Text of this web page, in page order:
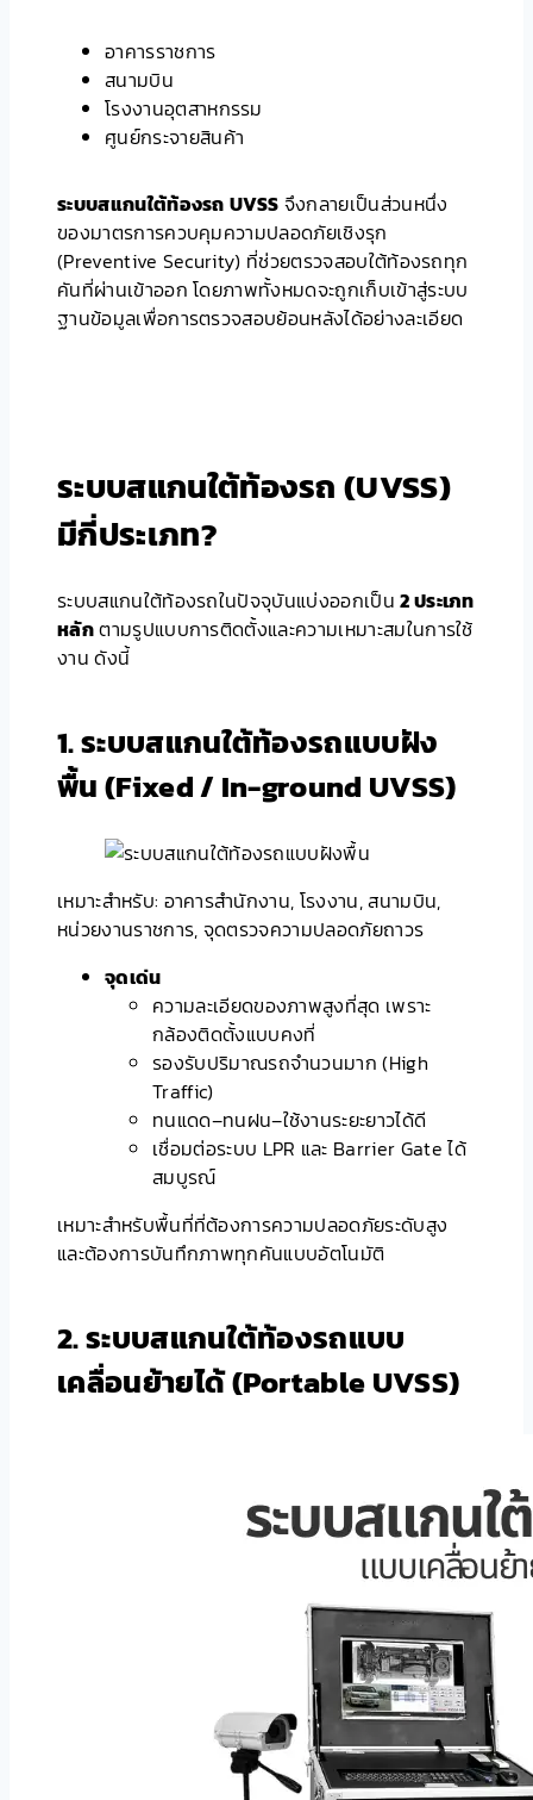
อาคารราชการ
สนามบิน
โรงงานอุตสาหกรรม
ศูนย์กระจายสินค้า
ระบบสแกนใต้ท้องรถ UVSS จึงกลายเป็นส่วนหนึ่ง
ของมาตรการควบคุมความปลอดภัยเชิงรุก
(Preventive Security) ที่ช่วยตรวจสอบใต้ท้องรถทุก
คันที่ผ่านเข้าออก โดยภาพทั้งหมดจะถูกเก็บเข้าสู่ระบบ
ฐานข้อมูลเพื่อการตรวจสอบย้อนหลังได้อย่างละเอียด
ระบบสแกนใต้ท้องรถ (UVSS)
มีกี่ประเภท?
ระบบสแกนใต้ท้องรถในปัจจุบันแบ่งออกเป็น2 ประเภท
หลักตามรูปแบบการติดตั้งและความเหมาะสมในการใช้
งาน ดังนี้
1. ระบบสแกนใต้ท้องรถแบบฝัง
พื้น (Fixed / In-ground UVSS)
เหมาะสำหรับ: อาคารสำนักงาน, โรงงาน, สนามบิน,
หน่วยงานราชการ, จุดตรวจความปลอดภัยถาวร
จุดเด่น
ความละเอียดของภาพสูงที่สุด เพราะ
กล้องติดตั้งแบบคงที่
รองรับปริมาณรถจำนวนมาก (High
Traffic)
ทนแดด–ทนฝน–ใช้งานระยะยาวได้ดี
เชื่อมต่อระบบ LPR และ Barrier Gate ได้
สมบูรณ์
เหมาะสำหรับพื้นที่ที่ต้องการความปลอดภัยระดับสูง
และต้องการบันทึกภาพทุกคันแบบอัตโนมัติ
2.ระบบสแกนใต้ท้องรถแบบ
เคลื่อนย้ายได้ (Portable UVSS)